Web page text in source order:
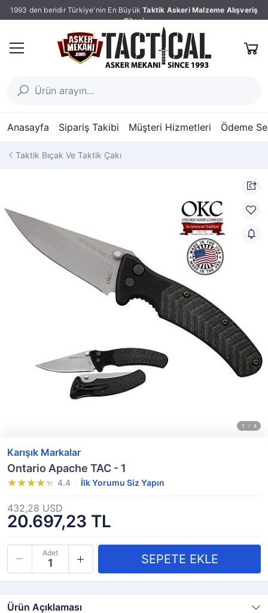
1993 den beridir Türkiye'nin En Büyük Taktik Askeri Malzeme Alışveriş
Sitesi
Anasayfa Sipariş Takibi Müşteri Hizmetleri Ödeme
Taktik Bıçak Ve Taktik Çakı
Karışık Markalar
Ontario Apache TAC - 1
4.4 İlk Yorumu Siz Yapın
20.697,23 TL
432,28 USD
Adet
Ürün Açıklaması